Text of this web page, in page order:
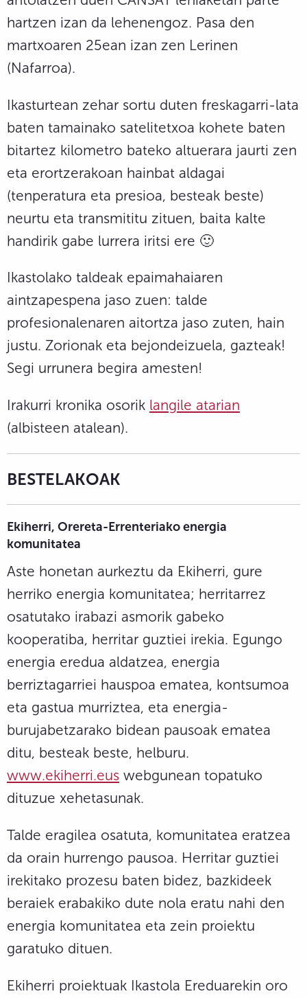
hartzen izan da lehenengoz. Pasa den
martxoaren 25ean izan zen Lerinen
(Nafarroa).
Ikasturtean zehar sortu duten freskagarri-lata
baten tamainako satelitetxoa kohete baten
bitartez kilometro bateko altuerara jaurti zen
eta erortzerakoan hainbat aldagai
(tenperatura eta presioa, besteak beste)
neurtu eta transmititu zituen, baita kalte
handirik gabe lurrera iritsi ere 🙂
Ikastolako taldeak epaimahaiaren
aintzapespena jaso zuen: talde
profesionalenaren aitortza jaso zuten, hain
justu. Zorionak eta bejondeizuela, gazteak!
Segi urrunera begira amesten!
Irakurri kronika osorik langile atarian
(albisteen atalean).
BESTELAKOAK
Ekiherri, Orereta-Errenteriako energia
komunitatea
Aste honetan aurkeztu da Ekiherri, gure
herriko energia komunitatea; herritarrez
osatutako irabazi asmorik gabeko
kooperatiba, herritar guztiei irekia. Egungo
energia eredua aldatzea, energia
berriztagarriei hauspoa ematea, kontsumoa
eta gastua murriztea, eta energia-
burujabetzarako bidean pausoak ematea
ditu, besteak beste, helburu.
www.ekiherri.eus webgunean topatuko
dituzue xehetasunak.
Talde eragilea osatuta, komunitatea eratzea
da orain hurrengo pausoa. Herritar guztiei
irekitako prozesu baten bidez, bazkideek
beraiek erabakiko dute nola eratu nahi den
energia komunitatea eta zein proiektu
garatuko dituen.
Ekiherri proiektuak Ikastola Ereduarekin oro